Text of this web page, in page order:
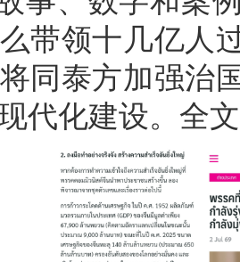
带领十几亿人
同泰方加强治
代化建设。全